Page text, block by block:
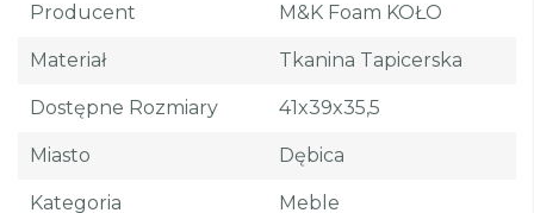
Producent M&K Foam KOŁO
Materiał Tkanina Tapicerska
Dostępne Rozmiary 41x39x35,5
Miasto Dębica
Kategoria Meble